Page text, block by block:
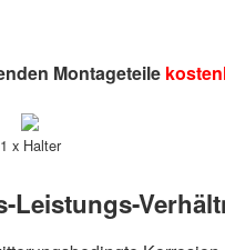
Montageteile
1 x Halter
Leistungs-